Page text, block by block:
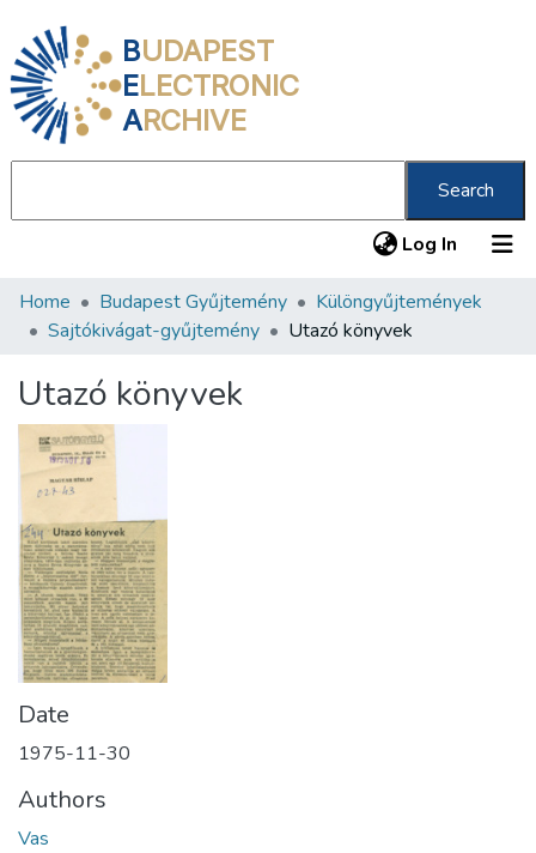
BUDAPEST
ELECTRONIC
ARCHIVE
Search
Log In (current)
Communities & Collections
Statistics
About us
Home Budapest Gyűjtemény
Különgyűjtemények
Sajtókivágat-gyűjtemény
Utazó könyvek
Utazó könyvek
Date
1975-11-30
Authors
Vas